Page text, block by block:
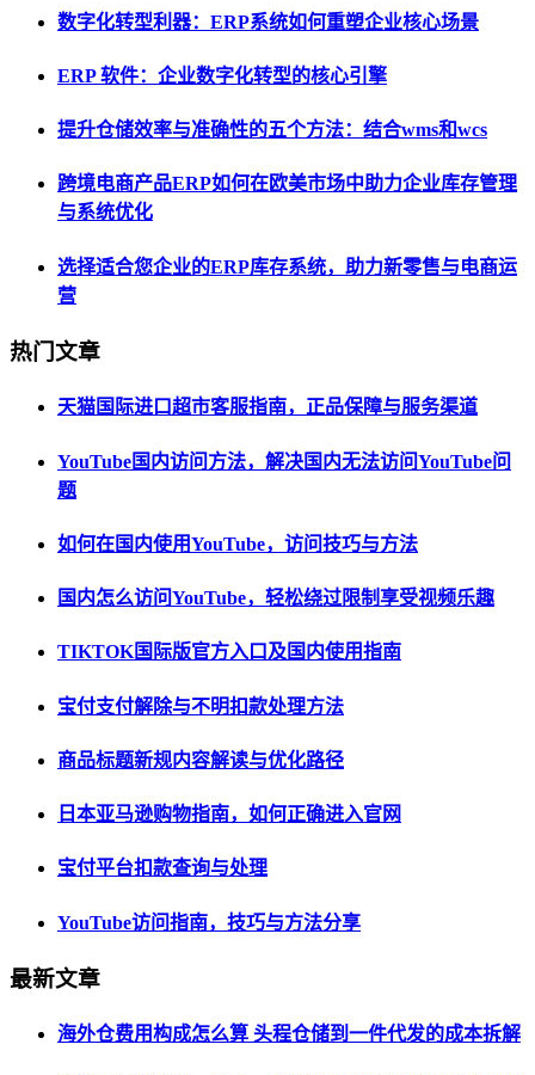
数字化转型利器：ERP系统如何重塑企业核心场景
ERP 软件：企业数字化转型的核心引擎
提升仓储效率与准确性的五个方法：结合wms和wcs
跨境电商产品ERP如何在欧美市场中助力企业库存管理
与系统优化
选择适合您企业的ERP库存系统，助力新零售与电商运
营
热门文章
天猫国际进口超市客服指南，正品保障与服务渠道
YouTube国内访问方法，解决国内无法访问YouTube问
题
如何在国内使用YouTube，访问技巧与方法
国内怎么访问YouTube，轻松绕过限制享受视频乐趣
TIKTOK国际版官方入口及国内使用指南
宝付支付解除与不明扣款处理方法
商品标题新规内容解读与优化路径
日本亚马逊购物指南，如何正确进入官网
宝付平台扣款查询与处理
YouTube访问指南，技巧与方法分享
最新文章
海外仓费用构成怎么算 头程仓储到一件代发的成本拆解